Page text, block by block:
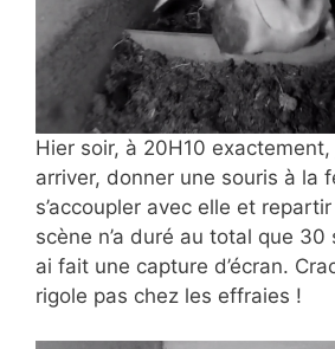
Hier soir, à 20H10 exactement,
arriver, donner une souris à la
s’accoupler avec elle et
scène n’a duré au total que 30
ai fait une capture d’écran.
rigole pas chez les effraies !